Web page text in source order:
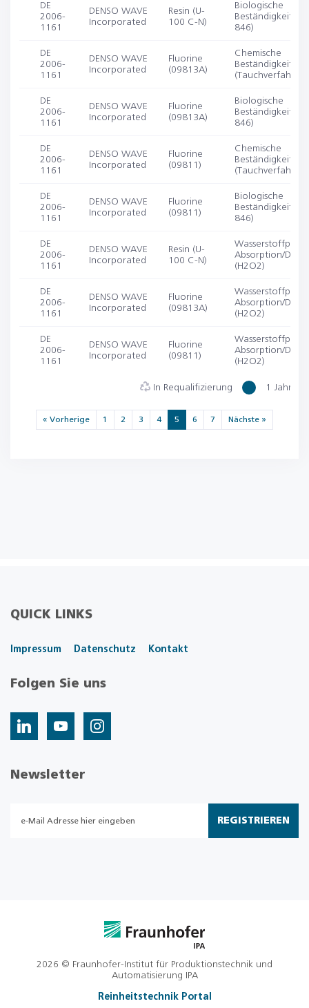
DE
2006-
1161
DENSO WAVE
Incorporated
Resin (U-
100 C-N)
Biologische
Beständigkeit
846)
DE
2006-
1161
DENSO WAVE
Incorporated
Fluorine
(09813A)
Chemische
Beständigkeit
(Tauchverfahren)
DE
2006-
1161
DENSO WAVE
Incorporated
Fluorine
(09813A)
Biologische
Beständigkeit
846)
DE
2006-
1161
DENSO WAVE
Incorporated
Fluorine
(09811)
Chemische
Beständigkeit
(Tauchverfahren)
DE
2006-
1161
DENSO WAVE
Incorporated
Fluorine
(09811)
Biologische
Beständigkeit
846)
DE
2006-
1161
DENSO WAVE
Incorporated
Resin (U-
100 C-N)
Absorption/
(H2O2)
DE
2006-
1161
DENSO WAVE
Incorporated
Fluorine
(09813A)
Absorption/
(H2O2)
DE
2006-
1161
DENSO WAVE
Incorporated
Fluorine
(09811)
Absorption/
(H2O2)
In Requalifizierung 1 Jahr
« Vorherige 1 2 3 4 5 6 7 Nächste »
QUICK LINKS
Impressum Datenschutz Kontakt
Folgen Sie uns
Newsletter
REGISTRIEREN
2026 © Fraunhofer-Institut für Produktionstechnik und
Automatisierung IPA
Reinheitstechnik Portal